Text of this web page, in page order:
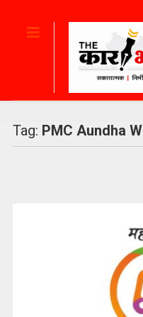
Tag: PMC Aundha